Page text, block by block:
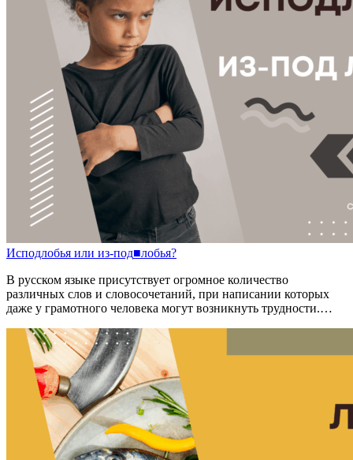
Исподлобья или из-под■лобья?
В русском языке присутствует огромное количество
различных слов и словосочетаний, при написании которых
даже у грамотного человека могут возникнуть трудности.…